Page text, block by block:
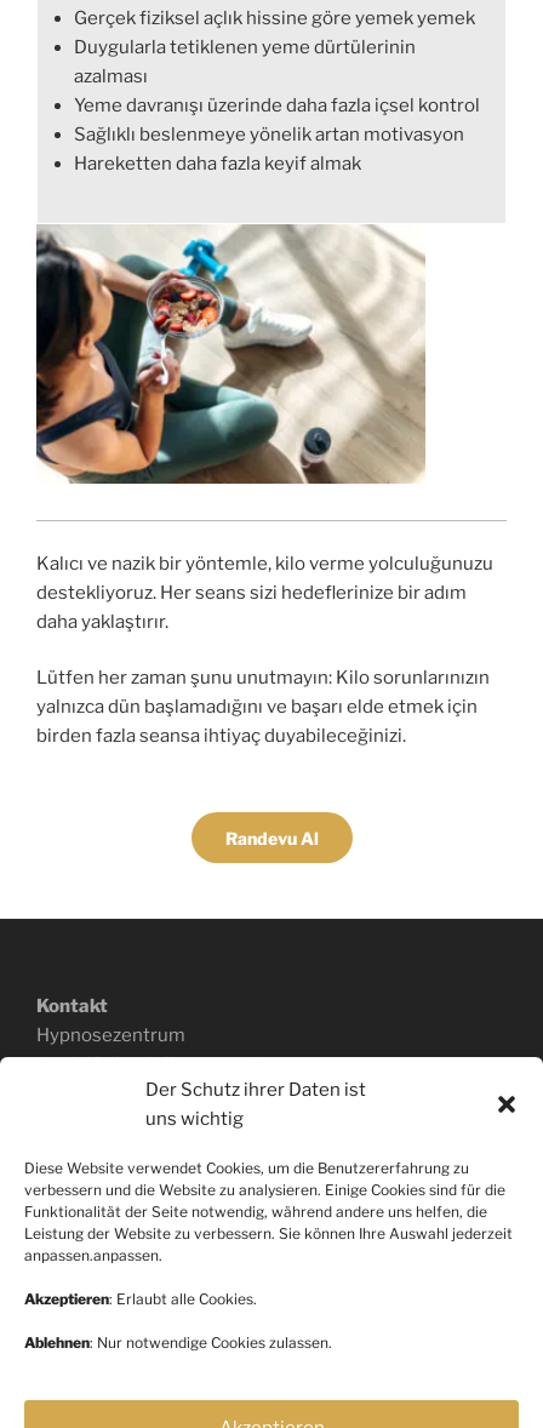
Der Schutz ihrer Daten ist
uns wichtig
Diese Website verwendet Cookies, um die Benutzererfahrung zu
verbessern und die Website zu analysieren. Einige Cookies sind für die
Funktionalität der Seite notwendig, während andere uns helfen, die
Leistung der Website zu verbessern. Sie können Ihre Auswahl jederzeit
anpassen.anpassen.
Akzeptieren: Erlaubt alle Cookies.
Ablehnen: Nur notwendige Cookies zulassen.
Gerçek fiziksel açlık hissine göre yemek yemek
Duygularla tetiklenen yeme dürtülerinin
azalması
Yeme davranışı üzerinde daha fazla içsel kontrol
Sağlıklı beslenmeye yönelik artan motivasyon
Hareketten daha fazla keyif almak
Kalıcı ve nazik bir yöntemle, kilo verme yolculuğunuzu
destekliyoruz. Her seans sizi hedeflerinize bir adım
daha yaklaştırır.
Lütfen her zaman şunu unutmayın: Kilo sorunlarınızın
yalnızca dün başlamadığını ve başarı elde etmek için
birden fazla seansa ihtiyaç duyabileceğinizi.
Randevu Al
Kontakt
Hypnosezentrum
Ackerstraße 168a
0151.403 340 43
www.hypnosepraxis-greger.de
Impressum